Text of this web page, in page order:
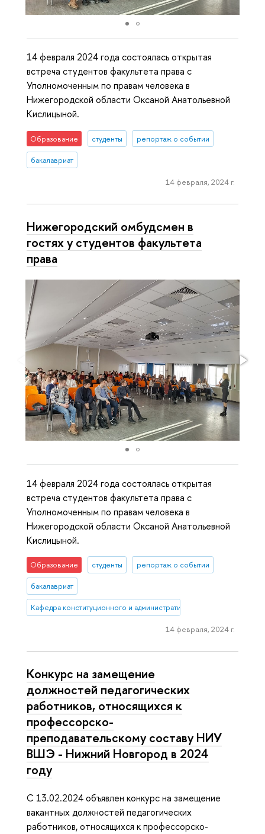
14 февраля 2024 года состоялась открытая
встреча студентов факультета права с
Уполномоченным по правам человека в
Нижегородской области Оксаной Анатольевной
Кислицыной.
Образование студенты репортаж о событии
бакалавриат
14 февраля, 2024 г.
Нижегородский омбудсмен в
гостях у студентов факультета
права
14 февраля 2024 года состоялась открытая
встреча студентов факультета права с
Уполномоченным по правам человека в
Нижегородской области Оксаной Анатольевной
Кислицыной.
Образование студенты репортаж о событии
бакалавриат
Кафедра конституционного и административного права (Нижний
14 февраля, 2024 г.
Конкурс на замещение
должностей педагогических
работников, относящихся к
профессорско-
преподавательскому составу НИУ
ВШЭ - Нижний Новгород в 2024
году
C 13.02.2024 объявлен конкурс на замещение
вакантных должностей педагогических
работников, относящихся к профессорско-